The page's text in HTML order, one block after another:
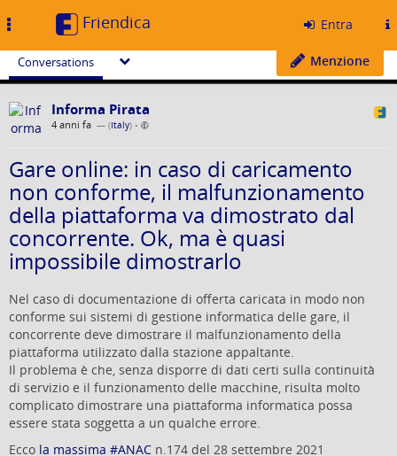
Friendica Entra
Conversations Menzione
Informa Pirata
4 anni fa — (Italy) •
Gare online: in caso di caricamento
non conforme, il malfunzionamento
della piattaforma va dimostrato dal
concorrente. Ok, ma è quasi
impossibile dimostrarlo
Nel caso di documentazione di offerta caricata in modo non
conforme sui sistemi di gestione informatica delle gare, il
concorrente deve dimostrare il malfunzionamento della
piattaforma utilizzato dalla stazione appaltante.
Il problema è che, senza disporre di dati certi sulla continuità
di servizio e il funzionamento delle macchine, risulta molto
complicato dimostrare una piattaforma informatica possa
essere stata soggetta a un qualche errore.
Ecco la massima #ANAC n.174 del 28 settembre 2021